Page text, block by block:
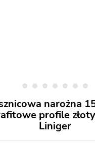
narożna
profile
Liniger